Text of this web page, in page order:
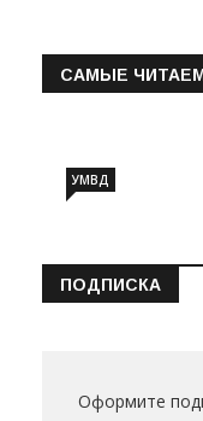
САМЫЕ
УМВД
ПОДПИСКА
Оформите